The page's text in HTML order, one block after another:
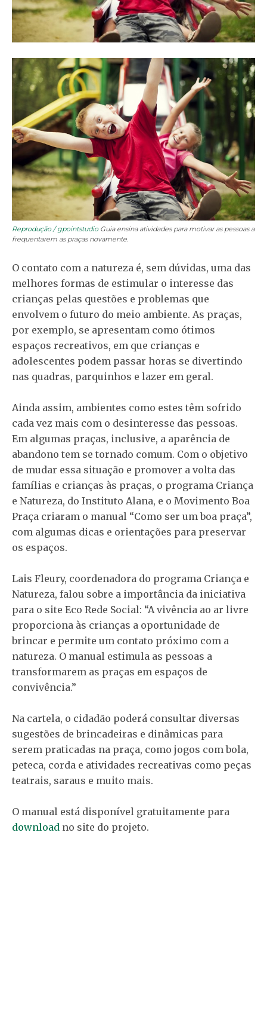
Reprodução / gpointstudioGuia ensina atividades para motivar as pessoas a
frequentarem as praças novamente.
O contato com a natureza é, sem dúvidas, uma das
melhores formas de estimular o interesse das
crianças pelas questões e problemas que
envolvem o futuro do meio ambiente. As praças,
por exemplo, se apresentam como ótimos
espaços recreativos, em que crianças e
adolescentes podem passar horas se divertindo
nas quadras, parquinhos e lazer em geral.
Ainda assim, ambientes como estes têm sofrido
cada vez mais com o desinteresse das pessoas.
Em algumas praças, inclusive, a aparência de
abandono tem se tornado comum. Com o objetivo
de mudar essa situação e promover a volta das
famílias e crianças às praças, o programa Criança
e Natureza, do Instituto Alana, e o Movimento Boa
Praça criaram o manual “Como ser um boa praça”,
com algumas dicas e orientações para preservar
os espaços.
Lais Fleury, coordenadora do programa Criança e
Natureza, falou sobre a importância da iniciativa
para o site Eco Rede Social: “A vivência ao ar livre
proporciona às crianças a oportunidade de
brincar e permite um contato próximo com a
natureza. O manual estimula as pessoas a
transformarem as praças em espaços de
convivência.”
Na cartela, o cidadão poderá consultar diversas
sugestões de brincadeiras e dinâmicas para
serem praticadas na praça, como jogos com bola,
peteca, corda e atividades recreativas como peças
teatrais, saraus e muito mais.
O manual está disponível gratuitamente para
download no site do projeto.